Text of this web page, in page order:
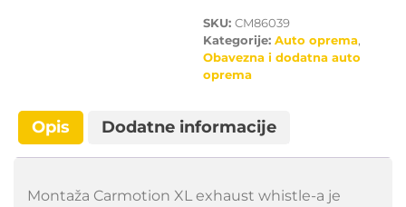
SKU: CM86039
Kategorije: Auto oprema,
Obavezna i dodatna auto
oprema
Opis Dodatne informacije
Montaža Carmotion XL exhaust whistle-a je